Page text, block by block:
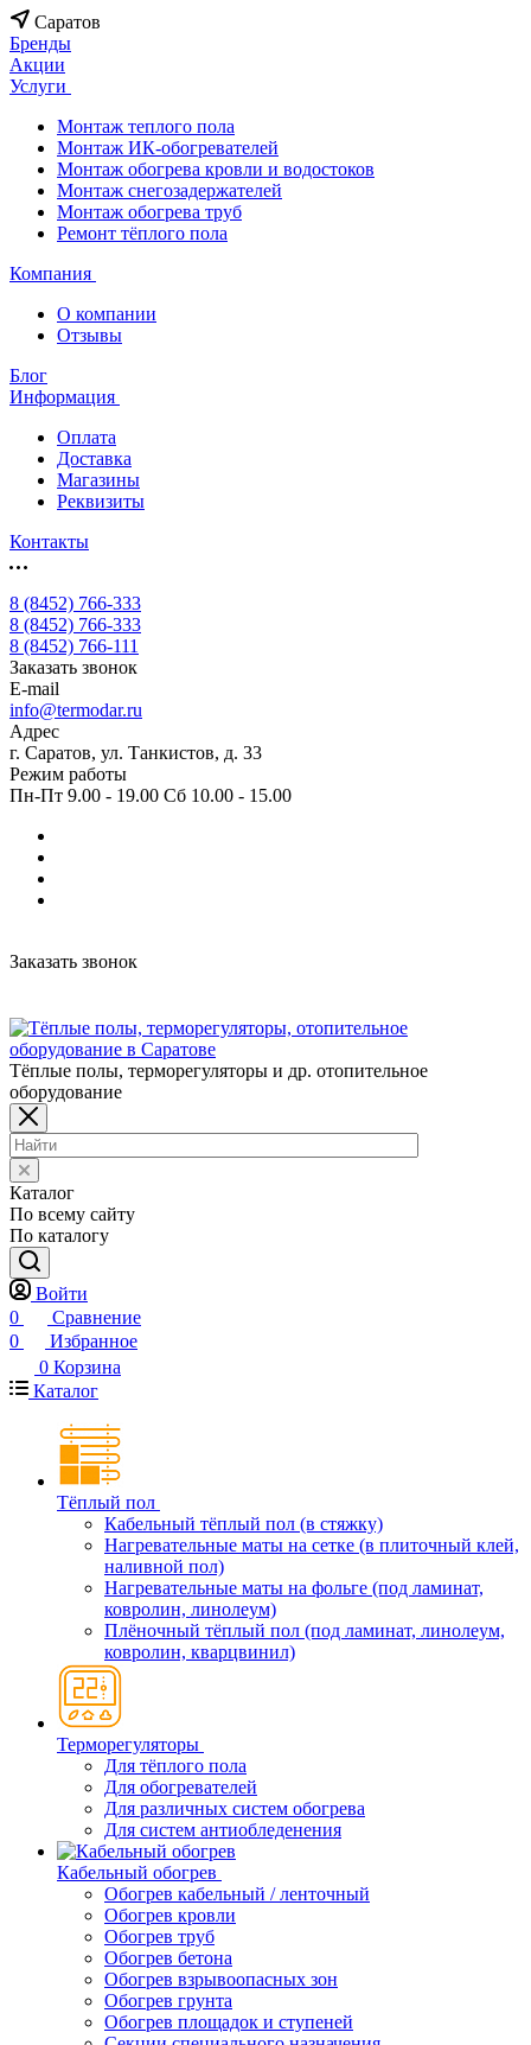
Саратов
Бренды
Акции
Услуги
Монтаж теплого пола
Монтаж ИК-обогревателей
Монтаж обогрева кровли и водостоков
Монтаж снегозадержателей
Монтаж обогрева труб
Ремонт тёплого пола
Компания
О компании
Отзывы
Блог
Информация
Оплата
Доставка
Магазины
Реквизиты
Контакты
8 (8452) 766-333
8 (8452) 766-333
8 (8452) 766-111
Заказать звонок
E-mail
info@termodar.ru
Адрес
г. Саратов, ул. Танкистов, д. 33
Режим работы
Пн-Пт 9.00 - 19.00 Сб 10.00 - 15.00
Заказать звонок
Тёплые полы, терморегуляторы и др. отопительное
оборудование
Каталог
По всему сайту
По каталогу
Войти
0
Сравнение
0
Избранное
0 Корзина
Каталог
Тёплый пол
Кабельный тёплый пол (в стяжку)
Нагревательные маты на сетке (в плиточный клей,
наливной пол)
Нагревательные маты на фольге (под ламинат,
ковролин, линолеум)
Плёночный тёплый пол (под ламинат, линолеум,
ковролин, кварцвинил)
Терморегуляторы
Для тёплого пола
Для обогревателей
Для различных систем обогрева
Для систем антиобледенения
Кабельный обогрев
Обогрев кабельный / ленточный
Обогрев кровли
Обогрев труб
Обогрев бетона
Обогрев взрывоопасных зон
Обогрев грунта
Обогрев площадок и ступеней